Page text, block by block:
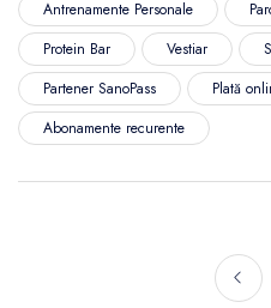
Antrenamente Personale
Protein Bar
Vestiar
Partener SanoPass
Plată
Abonamente recurente